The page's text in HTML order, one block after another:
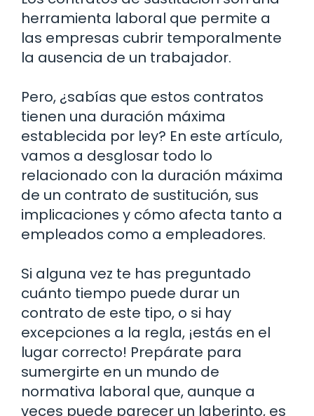
herramienta laboral que permite a
las empresas cubrir temporalmente
la ausencia de un trabajador.
Pero, ¿sabías que estos contratos
tienen una duración máxima
establecida por ley? En este artículo,
vamos a desglosar todo lo
relacionado con la duración máxima
de un contrato de sustitución, sus
implicaciones y cómo afecta tanto a
empleados como a empleadores.
Si alguna vez te has preguntado
cuánto tiempo puede durar un
contrato de este tipo, o si hay
excepciones a la regla, ¡estás en el
lugar correcto! Prepárate para
sumergirte en un mundo de
normativa laboral que, aunque a
veces puede parecer un laberinto, es